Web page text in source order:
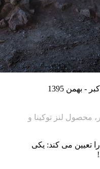
بهمن 1395
محصول لنز توکینا و
تعیین می کند: یکی